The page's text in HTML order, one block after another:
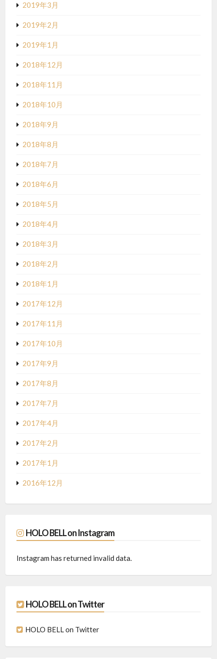
2019年3月
2019年2月
2019年1月
2018年12月
2018年11月
2018年10月
2018年9月
2018年8月
2018年7月
2018年6月
2018年5月
2018年4月
2018年3月
2018年2月
2018年1月
2017年12月
2017年11月
2017年10月
2017年9月
2017年8月
2017年7月
2017年4月
2017年2月
2017年1月
2016年12月
HOLO BELL on Instagram
Instagram has returned invalid data.
HOLO BELL on Twitter
HOLO BELL on Twitter